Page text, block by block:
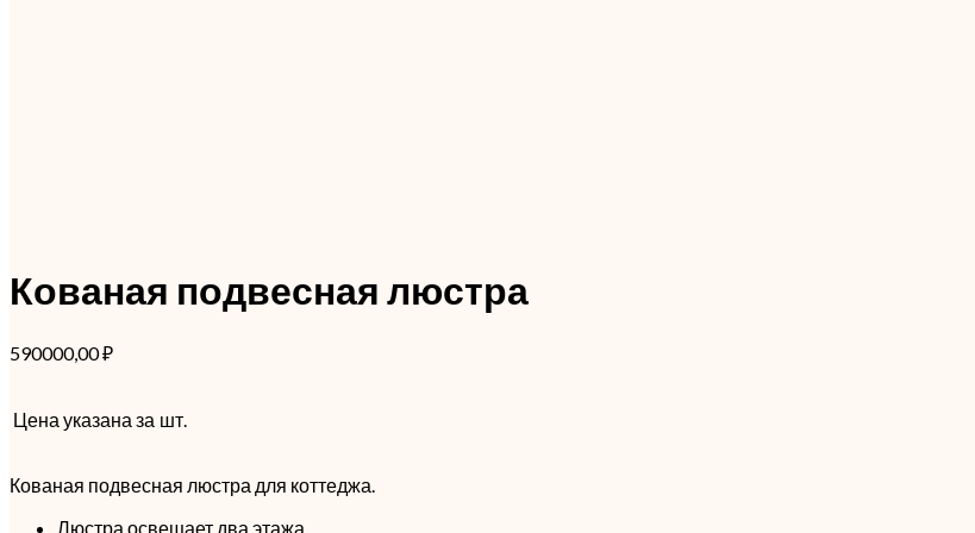
Кованая подвесная люстра
590000,00₽
Цена указана за шт.
Кованая подвесная люстра для коттеджа.
Люстра освещает два этажа.